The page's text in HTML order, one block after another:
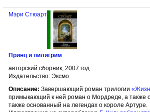
Мэри Стюарт
Принц и пилигрим
авторский сборник, 2007 год
Издательство: Эксмо
Описание: Завершающий роман трилогии
примыкающий к ней роман о Мордреде, а также
также основанный на легендах о короле Артуре.